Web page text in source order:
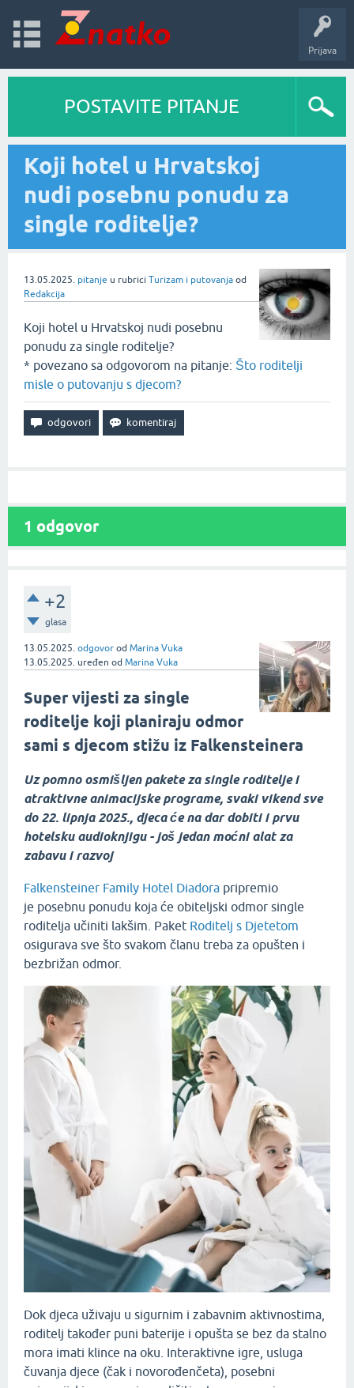
Prijava
POSTAVITE PITANJE
Koji hotel u Hrvatskoj
nudi posebnu ponudu za
single roditelje?
13.05.2025. pitanje u rubrici Turizam i putovanja od
Redakcija
Koji hotel u Hrvatskoj nudi posebnu
ponudu za single roditelje?
* povezano sa odgovorom na pitanje: Što roditelji
misle o putovanju s djecom?
1 odgovor
+2
glasa
13.05.2025. odgovor od Marina Vuka
13.05.2025. uređen od Marina Vuka
Super vijesti za single
roditelje koji planiraju odmor
sami s djecom stižu iz Falkensteinera
Uz pomno osmišljen pakete za single roditelje i
atraktivne animacijske programe, svaki vikend sve
do 22. lipnja 2025., djeca će na dar dobiti i prvu
hotelsku audioknjigu - još jedan moćni alat za
zabavu i razvoj
Falkensteiner Family Hotel Diadora pripremio
je posebnu ponudu koja će obiteljski odmor single
roditelja učiniti lakšim. Paket Roditelj s Djetetom
osigurava sve što svakom članu treba za opušten i
bezbrižan odmor.
Dok djeca uživaju u sigurnim i zabavnim aktivnostima,
roditelj također puni baterije i opušta se bez da stalno
mora imati klince na oku. Interaktivne igre, usluga
čuvanja djece (čak i novorođenčeta), posebni